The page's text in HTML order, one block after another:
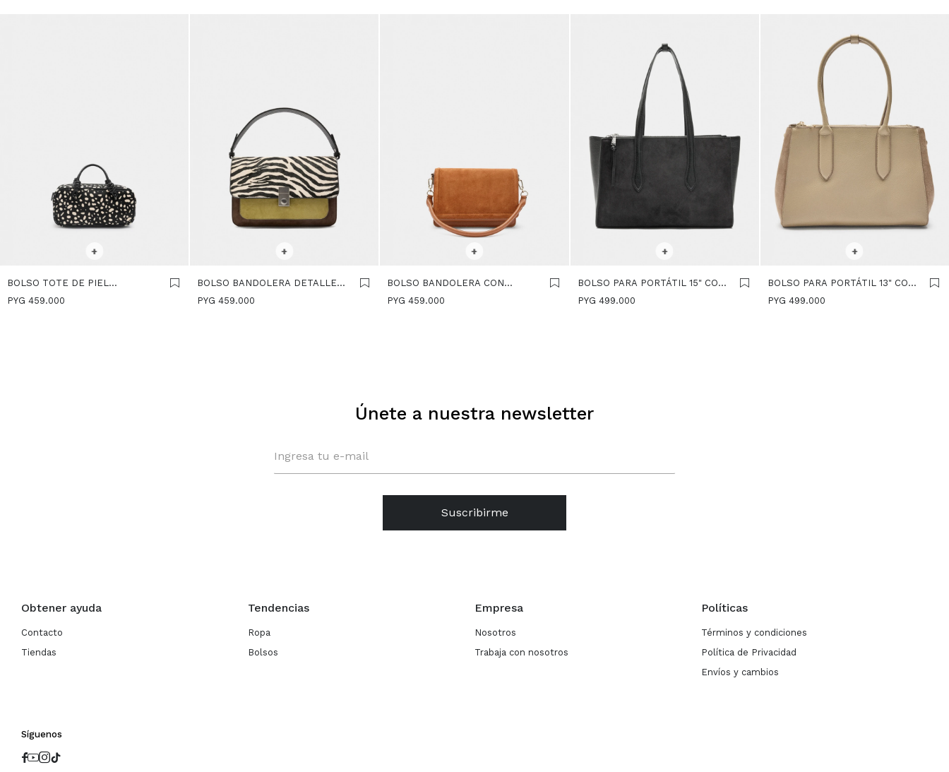
+
BOLSO TOTE DE PIEL
ESTAMPADO ANIMAL - NEGRO
PYG 459.000
+
BOLSO BANDOLERA DETALLES
DE PIEL - LIMA
PYG 459.000
+
BOLSO BANDOLERA CON
SOLAPA Y DETALLES DE PIEL -
PYG 459.000
+
BOLSO PARA PORTÁTIL 15" CON
PIEL - NEGRO
PYG 499.000
+
BOLSO PARA PORTÁTIL 13" CON
DETALLES DE PIEL - TAUPE
PYG 499.000
Obtener ayuda
Contacto
Tiendas
Tendencias
Ropa
Bolsos
Empresa
Nosotros
Trabaja con nosotros
Políticas
Términos y condiciones
Política de Privacidad
Envíos y cambios
Únete a nuestra newsletter
Suscribirme
Síguenos
